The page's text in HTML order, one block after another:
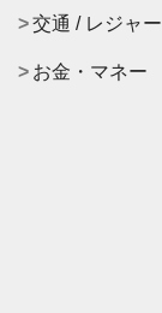
交通 / レジャー
お金・マネー